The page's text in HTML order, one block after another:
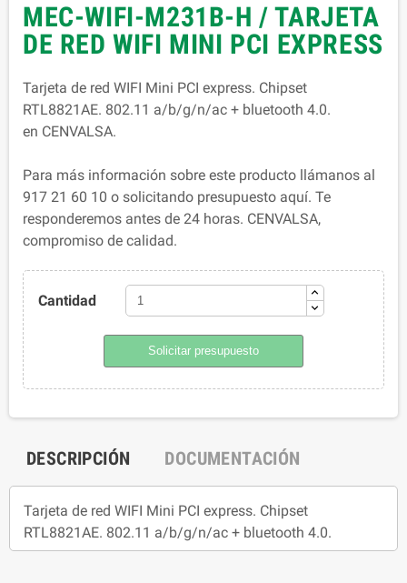
MEC-WIFI-M231B-H / TARJETA
DE RED WIFI MINI PCI EXPRESS
Tarjeta de red WIFI Mini PCI express. Chipset
RTL8821AE. 802.11 a/b/g/n/ac + bluetooth 4.0.
en CENVALSA.
Para más información sobre este producto llámanos al
917 21 60 10 o solicitando presupuesto aquí. Te
responderemos antes de 24 horas. CENVALSA,
compromiso de calidad.
Cantidad
Solicitar presupuesto
DESCRIPCIÓN DOCUMENTACIÓN
Tarjeta de red WIFI Mini PCI express. Chipset
RTL8821AE. 802.11 a/b/g/n/ac + bluetooth 4.0.